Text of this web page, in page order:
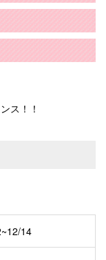
ス！！
14